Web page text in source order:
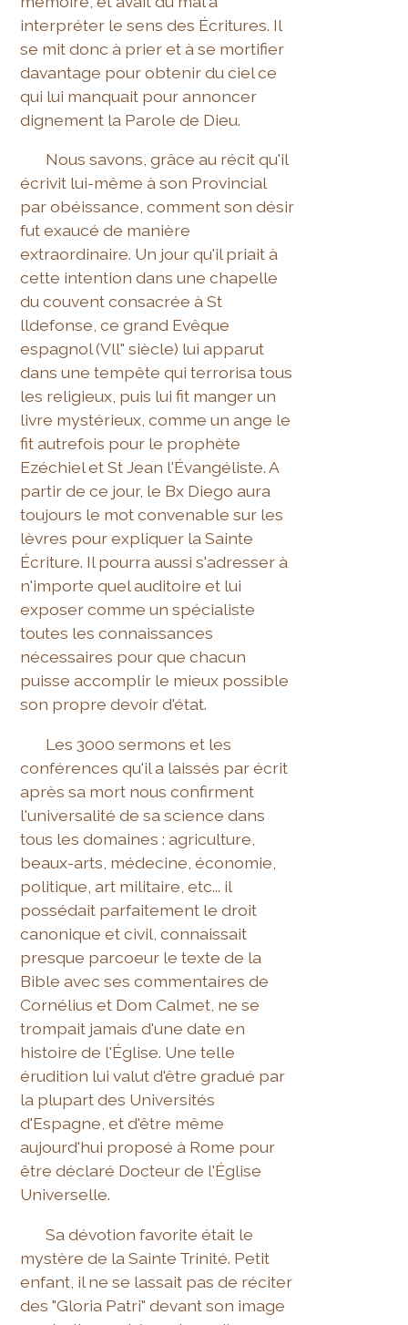
interpréter le sens des Écritures. Il
se mit donc à prier et à se mortifier
davantage pour obtenir du ciel ce
qui lui manquait pour annoncer
dignement la Parole de Dieu.
Nous savons, grâce au récit qu'il
écrivit lui-même à son Provincial
par obéissance, comment son désir
fut exaucé de manière
extraordinaire. Un jour qu'il priait à
cette intention dans une chapelle
du couvent consacrée à St
lldefonse, ce grand Evêque
espagnol (Vll" siècle) lui apparut
dans une tempête qui terrorisa tous
les religieux, puis lui fit manger un
livre mystérieux, comme un ange le
fit autrefois pour le prophète
Ezéchiel et St Jean l'Évangéliste. A
partir de ce jour, le Bx Diego aura
toujours le mot convenable sur les
lèvres pour expliquer la Sainte
Écriture. Il pourra aussi s'adresser à
n'importe quel auditoire et lui
exposer comme un spécialiste
toutes les connaissances
nécessaires pour que chacun
puisse accomplir le mieux possible
son propre devoir d'état.
Les 3000 sermons et les
conférences qu'il a laissés par écrit
après sa mort nous confirment
l'universalité de sa science dans
tous les domaines : agriculture,
beaux-arts, médecine, économie,
politique, art militaire, etc... il
possédait parfaitement le droit
canonique et civil, connaissait
presque parcoeur le texte de la
Bible avec ses commentaires de
Cornélius et Dom Calmet, ne se
trompait jamais d'une date en
histoire de l'Église. Une telle
érudition lui valut d'être gradué par
la plupart des Universités
d'Espagne, et d'être même
aujourd'hui proposé à Rome pour
être déclaré Docteur de l'Église
Universelle.
Sa dévotion favorite était le
mystère de la Sainte Trinité. Petit
enfant, il ne se lassait pas de réciter
des "Gloria Patri" devant son image